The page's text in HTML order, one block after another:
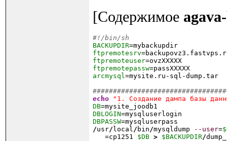
[Содержимое
#!/bin/sh
BACKUPDIR
ftpremotesrv
ftpremoteuser
ftpremotepassw
arcmysql=mysite.ru-sql-dump.tar
echo
"1. Создание дампа базы
DB
DBLOGIN
DBPASSW
/usr/ local/ bin/mysqldump --user=
   =cp1251
$DB > $BACKUPDIR/